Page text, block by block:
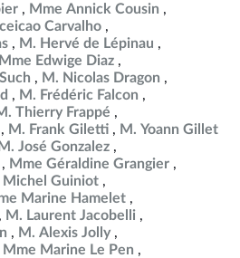
Mme Annick Cousin
Carvalho
M. Hervé de Lépinau
Mme Edwige Diaz
M. Nicolas Dragon
M. Frédéric Falcon
Thierry Frappé
M. Frank Giletti
M. Yoann Gillet
M. José Gonzalez
Mme Géraldine Grangier
Michel Guiniot
Marine Hamelet
M. Laurent Jacobelli
M. Alexis Jolly
Mme Marine Le Pen